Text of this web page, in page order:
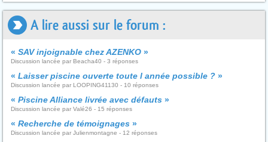
A lire aussi sur le forum :
« SAV injoignable chez AZENKO »
Discussion lancée par Beacha40 - 3 réponses
« Laisser piscine ouverte toute l année possible ? »
Discussion lancée par LOOPING41130 - 10 réponses
« Piscine Alliance livrée avec défauts »
Discussion lancée par Valé26 - 15 réponses
« Recherche de témoignages »
Discussion lancée par Julienmontagne - 12 réponses